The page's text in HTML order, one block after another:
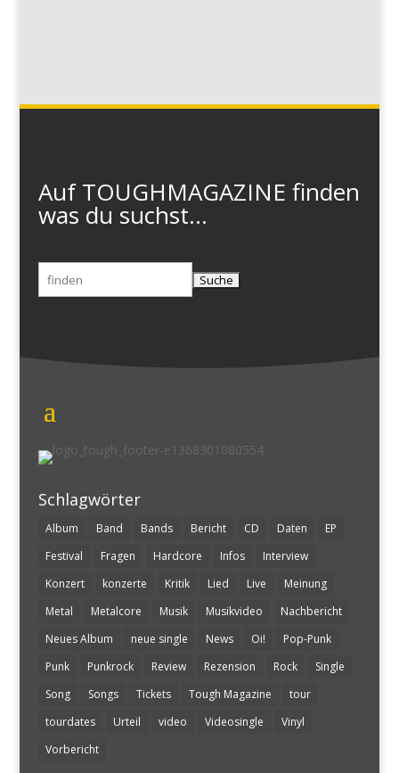
Auf TOUGHMAGAZINE finden
was du suchst...
Suchen
nach:
Schlagwörter
Album Band Bands Bericht CD Daten
EP
Festival
Fragen Hardcore Infos
Interview
Konzert
konzerte Kritik Lied Live
Meinung
Metal
Metalcore Musik Musikvideo
Nachbericht
Neues Album
neue single News Oi!
Pop-Punk
Punk
Punkrock Review Rezension Rock
Single
Song
Songs Tickets Tough Magazine
tour
tourdates
Urteil video Videosingle
Vinyl
Vorbericht